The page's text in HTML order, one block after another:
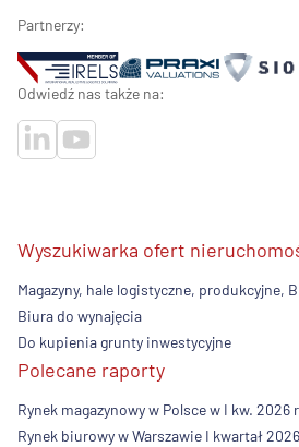
Partnerzy:
Odwiedź nas także na:
Wyszukiwarka ofert
Magazyny, hale logistyczne, produkcyjne,
Biura do wynajęcia
Do kupienia grunty inwestycyjne
Polecane raporty
Rynek magazynowy w Polsce w I kw. 2026
Rynek biurowy w Warszawie I kwartał